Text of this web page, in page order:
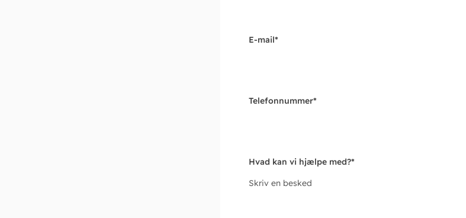
E-mail*
Telefonnummer*
Hvad kan vi hjælpe med?*
Skriv en besked